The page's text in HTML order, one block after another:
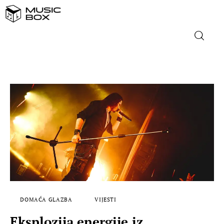
DOMAĆA GLAZBA
STRANA GLAZBA
FILM
MUSIC BOX
DOMAĆA GLAZBA VIJESTI